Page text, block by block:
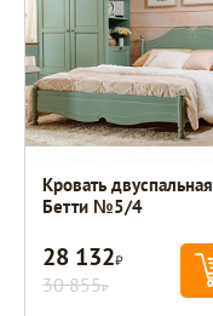
Кровать двуспальная
Бетти №5/4
28 132Р
30 855Р